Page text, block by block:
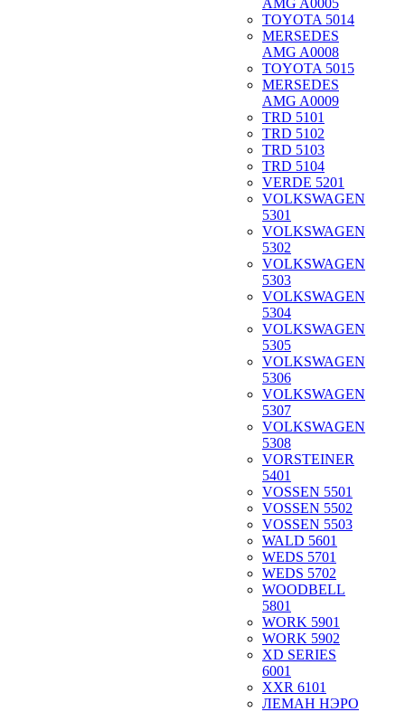
AMG A0005
TOYOTA 5014
MERSEDES
AMG A0008
TOYOTA 5015
MERSEDES
AMG A0009
TRD 5101
TRD 5102
TRD 5103
TRD 5104
VERDE 5201
VOLKSWAGEN
5301
VOLKSWAGEN
5302
VOLKSWAGEN
5303
VOLKSWAGEN
5304
VOLKSWAGEN
5305
VOLKSWAGEN
5306
VOLKSWAGEN
5307
VOLKSWAGEN
5308
VORSTEINER
5401
VOSSEN 5501
VOSSEN 5502
VOSSEN 5503
WALD 5601
WEDS 5701
WEDS 5702
WOODBELL
5801
WORK 5901
WORK 5902
XD SERIES
6001
XXR 6101
ЛЕМАН НЭРО